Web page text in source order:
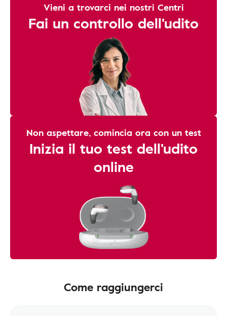
Vieni a trovarci nei nostri Centri
Fai un controllo dell'udito
Non aspettare, comincia ora con un test
Inizia il tuo test dell'udito
online
Come raggiungerci